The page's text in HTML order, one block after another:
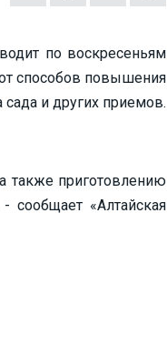
по воскресеньям
способов повышения
и других приемов.
также приготовлению
сообщает «Алтайская